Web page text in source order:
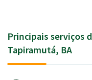
Principais serviços
Tapiramutá, BA